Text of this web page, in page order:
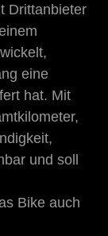
Drittanbieter
eine
hat. Mit
und soll
Bike auch